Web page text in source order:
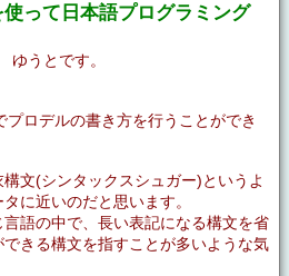
って日本語プログラミング
うとです。
ロデルの書き方を行うことができ
文(シンタックスシュガー)というよ
に近いのだと思います。
語の中で、長い表記になる構文を省
きる構文を指すことが多いような気